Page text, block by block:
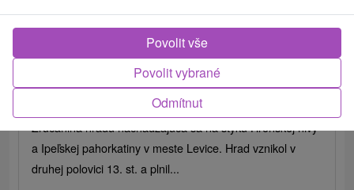
Levice
Zrúcanina hradu nachádzajúca sa na styku Hronskej nivy
a Ipeľskej pahorkatiny v meste Levice. Hrad vznikol v
druhej polovici 13. st. a plnil...
Odmítnut
Povolit vybrané
Povolit vše